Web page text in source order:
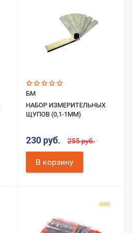
БМ
НАБОР ИЗМЕРИТЕЛЬНЫХ
ЩУПОВ (0,1-1ММ)
230 руб. 255 руб.
В корзину